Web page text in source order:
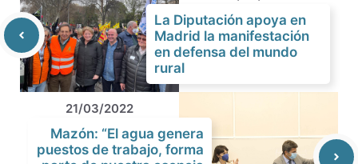
La Diputación apoya en
Madrid la manifestación
en defensa del mundo
rural
21/03/2022
Mazón: “El agua genera
puestos de trabajo, forma